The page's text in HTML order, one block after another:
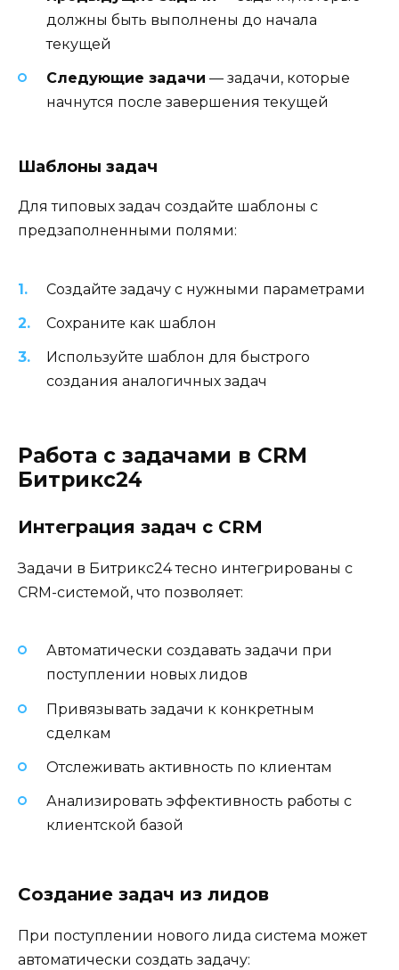
должны быть выполнены до начала
текущей
Следующие задачи — задачи, которые
начнутся после завершения текущей
Шаблоны задач
Для типовых задач создайте шаблоны с
предзаполненными полями:
Создайте задачу с нужными параметрами
Сохраните как шаблон
Используйте шаблон для быстрого
создания аналогичных задач
Работа с задачами в CRM
Битрикс24
Интеграция задач с CRM
Задачи в Битрикс24 тесно интегрированы с
CRM-системой, что позволяет:
Автоматически создавать задачи при
поступлении новых лидов
Привязывать задачи к конкретным
сделкам
Отслеживать активность по клиентам
Анализировать эффективность работы с
клиентской базой
Создание задач из лидов
При поступлении нового лида система может
автоматически создать задачу: